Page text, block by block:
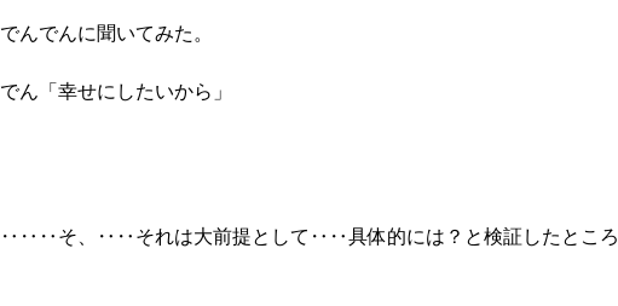
でんでんに聞いてみた。
でん「幸せにしたいから」
‥‥‥そ、‥‥それは大前提として‥‥具体的には？と検証したところ